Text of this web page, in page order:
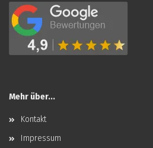
Mehr über...
Kontakt
Impressum